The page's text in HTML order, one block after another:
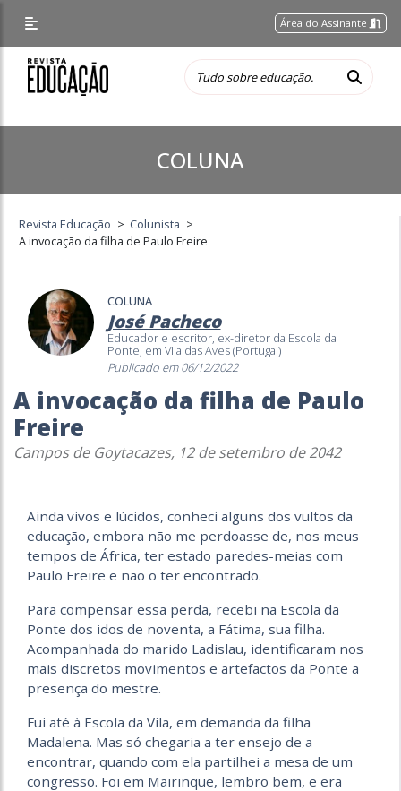
Área do Assinante
COLUNA
Revista Educação > Colunista >
A invocação da filha de Paulo Freire
COLUNA
José Pacheco
Educador e escritor, ex-diretor da Escola da
Ponte, em Vila das Aves (Portugal)
Publicado em 06/12/2022
A invocação da filha de Paulo
Freire
Campos de Goytacazes, 12 de setembro de 2042
Ainda vivos e lúcidos, conheci alguns dos vultos da
educação, embora não me perdoasse de, nos meus
tempos de África, ter estado paredes-meias com
Paulo Freire e não o ter encontrado.
Para compensar essa perda, recebi na Escola da
Ponte dos idos de noventa, a Fátima, sua filha.
Acompanhada do marido Ladislau, identificaram nos
mais discretos movimentos e artefactos da Ponte a
presença do mestre.
Fui até à Escola da Vila, em demanda da filha
Madalena. Mas só chegaria a ter ensejo de a
encontrar, quando com ela partilhei a mesa de um
congresso. Foi em Mairin­que, lembro bem, e era